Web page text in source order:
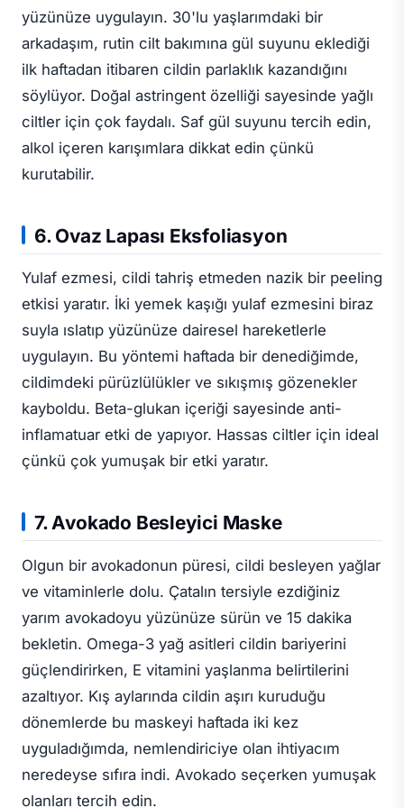
yüzünüze uygulayın. 30'lu yaşlarımdaki bir
arkadaşım, rutin cilt bakımına gül suyunu eklediği
ilk haftadan itibaren cildin parlaklık kazandığını
söylüyor. Doğal astringent özelliği sayesinde yağlı
ciltler için çok faydalı. Saf gül suyunu tercih edin,
alkol içeren karışımlara dikkat edin çünkü
kurutabilir.
6. Ovaz Lapası Eksfoliasyon
Yulaf ezmesi, cildi tahriş etmeden nazik bir peeling
etkisi yaratır. İki yemek kaşığı yulaf ezmesini biraz
suyla ıslatıp yüzünüze dairesel hareketlerle
uygulayın. Bu yöntemi haftada bir denediğimde,
cildimdeki pürüzlülükler ve sıkışmış gözenekler
kayboldu. Beta-glukan içeriği sayesinde anti-
inflamatuar etki de yapıyor. Hassas ciltler için ideal
çünkü çok yumuşak bir etki yaratır.
7. Avokado Besleyici Maske
Olgun bir avokadonun püresi, cildi besleyen yağlar
ve vitaminlerle dolu. Çatalın tersiyle ezdiğiniz
yarım avokadoyu yüzünüze sürün ve 15 dakika
bekletin. Omega-3 yağ asitleri cildin bariyerini
güçlendirirken, E vitamini yaşlanma belirtilerini
azaltıyor. Kış aylarında cildin aşırı kuruduğu
dönemlerde bu maskeyi haftada iki kez
uyguladığımda, nemlendiriciye olan ihtiyacım
neredeyse sıfıra indi. Avokado seçerken yumuşak
olanları tercih edin.